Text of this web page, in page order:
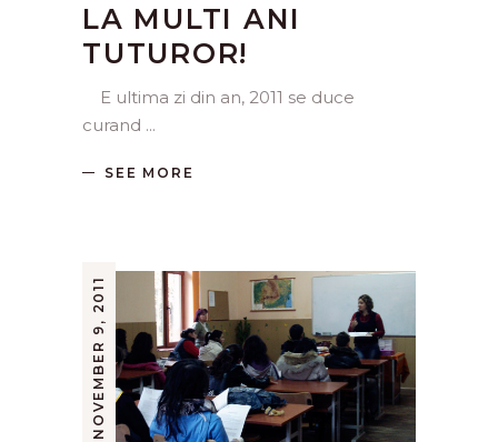
LA MULTI ANI
TUTUROR!
E ultima zi din an, 2011 se duce
curand
SEE MORE
NOVEMBER 9, 2011